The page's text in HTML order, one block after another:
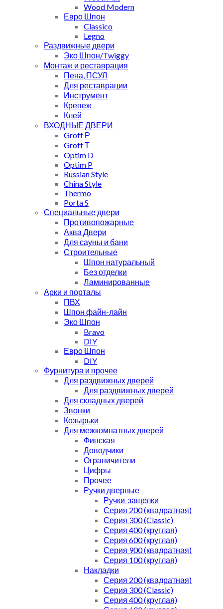
Wood Modern
Евро Шпон
Classico
Legno
Раздвижные двери
Эко Шпон/Twiggy
Монтаж и реставрация
Пена, ПСУЛ
Для реставрации
Инструмент
Крепеж
Клей
ВХОДНЫЕ ДВЕРИ
Groff Р
Groff Т
Optim D
Optim P
Russian Style
China Style
Thermo
Porta S
Специальные двери
Противопожарные
Аква Двери
Для сауны и бани
Строительные
Шпон натуральный
Без отделки
Ламинированные
Арки и порталы
ПВХ
Шпон файн-лайн
Эко Шпон
Bravo
DIY
Евро Шпон
DIY
Фурнитура и прочее
Для раздвижных дверей
Для раздвижных дверей
Для складных дверей
Звонки
Козырьки
Для межкомнатных дверей
Финская
Доводчики
Ограничители
Цифры
Прочее
Ручки дверные
Ручки-защелки
Серия 200 (квадратная)
Серия 300 (Classic)
Серия 400 (круглая)
Серия 600 (круглая)
Серия 900 (квадратная)
Серия 100 (круглая)
Накладки
Серия 200 (квадратная)
Серия 300 (Classic)
Серия 400 (круглая)